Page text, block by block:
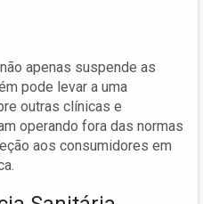
apenas suspende as
pode levar a uma
outras clínicas e
operando fora das normas
aos consumidores em